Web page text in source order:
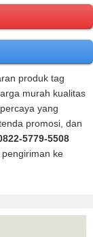
produk tag
murah kualitas
yang
promosi, dan
5779-5508
ke